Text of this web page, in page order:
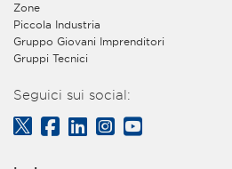
Zone
Piccola Industria
Gruppo Giovani Imprenditori
Gruppi Tecnici
Seguici sui social: